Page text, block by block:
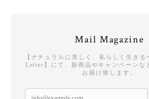
Mail Magazine
【ナチュラルに美しく、私らしく生き
Letter】にて、新商品やキャンペーンな
お届け致します。